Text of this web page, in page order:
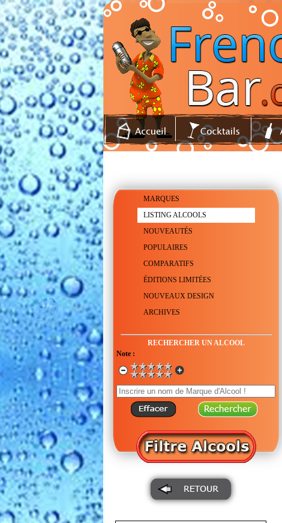
MARQUES
LISTING ALCOOLS
NOUVEAUTÉS
POPULAIRES
COMPARATIFS
ÉDITIONS LIMITÉES
NOUVEAUX DESIGN
ARCHIVES
RECHERCHER UN ALCOOL
Note :